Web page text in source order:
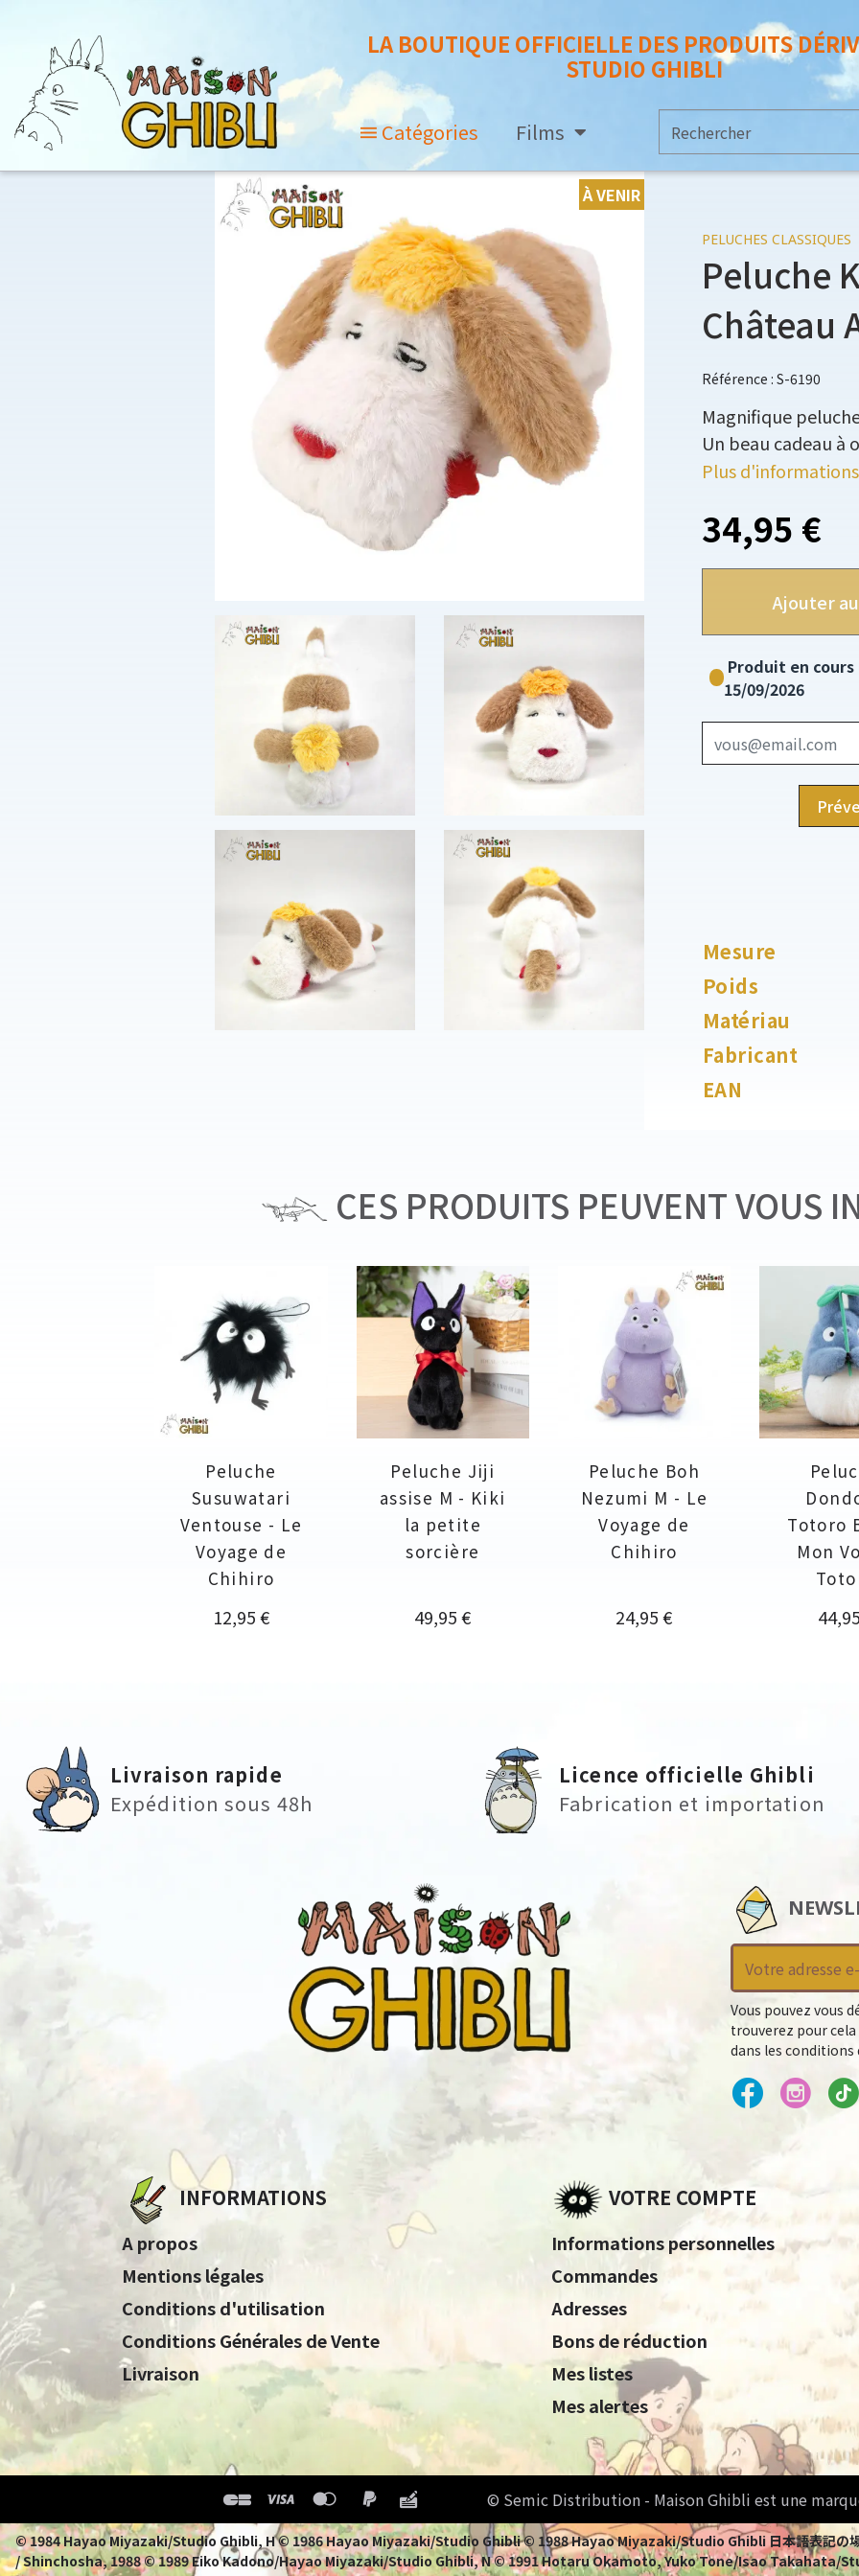
LA BOUTIQUE OFFICIELLE DES PRODUITS
STUDIO GHIBLI
Catégories Films
À VENIR
PELUCHES CLASSIQUES
Peluche
Château
Référence : S-6190
Magnifique
Un beau cadeau à
Plus d'informations
34,95 €
Ajouter
Produit en
15/09/2026
Mesure
Poids
Matériau
Fabricant
EAN
CES PRODUITS PEUVENT VOUS
Peluche
Susuwatari
Ventouse - Le
Voyage de
Chihiro
Prix
12,95 €
Peluche Jiji
assise M - Kiki
la petite
sorcière
Prix
49,95 €
Peluche Boh
Nezumi M - Le
Voyage de
Chihiro
Prix
24,95 €
Totoro
Mon
Prix
Livraison rapide
Expédition sous 48h
Licence officielle Ghibli
Fabrication et importation
Vous pouvez vous
trouverez pour
dans les
INFORMATIONS
A propos
Mentions légales
Conditions d'utilisation
Conditions Générales de Vente
Livraison
VOTRE COMPTE
Informations personnelles
Commandes
Adresses
Bons de réduction
Mes listes
Mes alertes
© Semic Distribution - Maison Ghibli est une
© 1984 Hayao Miyazaki/Studio Ghibli, H © 1986 Hayao Miyazaki/Studio Ghibli © 1988 Hayao Miyazaki/Studio Ghibli 日本語表記の
/ Shinchosha, 1988 © 1989 Eiko Kadono/Hayao Miyazaki/Studio Ghibli, N © 1991 Hotaru Okamoto, Yuko Tone/Isao Takahata/